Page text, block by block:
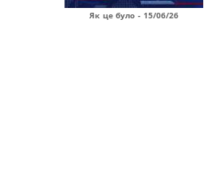
Як це було - 15/06/26